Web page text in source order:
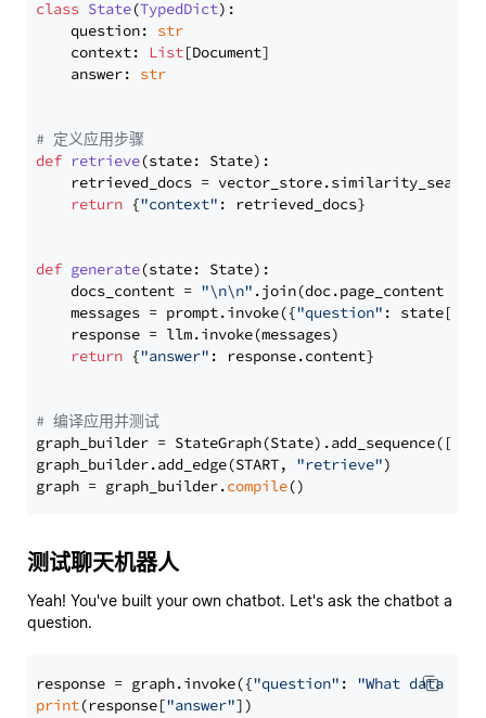
class State(TypedDict):
    question:
str
    context:
List[Document]
    answer:
str
# 定义应用步骤
def retrieve(state: State):
retrieved_docs =
return {"context" : retrieved_docs}
def generate(state: State):
    docs_content =
"\n\n" .join(doc.page_content
    messages = prompt.invoke({
"question" : state[
    response = llm.invoke(messages)
return {"answer" : response.content}
# 编译应用并测试
graph_builder =
graph_builder.add_edge(START, "retrieve")
graph = graph_builder.compile
测试聊天机器人
Yeah! You've built your own chatbot. Let's ask the chatbot a
question.
response = graph.invoke({"question" : "What data
print(response["answer"